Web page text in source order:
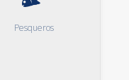
Pesqueros